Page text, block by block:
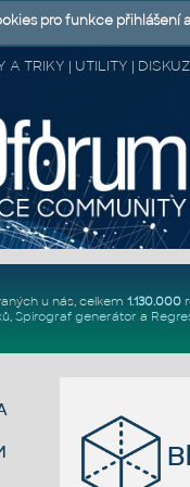
A TRIKY | UTILITY |
u nás, celkem 1.130.000
, Spirograf generátor a
pro funkce přihlášení